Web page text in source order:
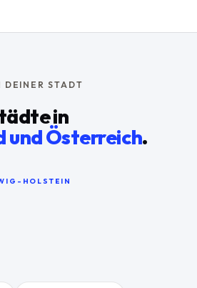
DEINER STADT
in
und Österreich.
HOLSTEIN